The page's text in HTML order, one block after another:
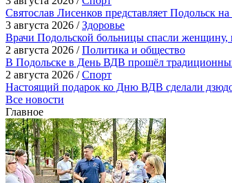
Святослав Лисенков представляет Подольск
3 августа 2026 /Здоровье
Врачи Подольской больницы спасли женщину,
2 августа 2026 /Политика и общество
В Подольске в День ВДВ прошёл
2 августа 2026 /Спорт
Настоящий подарок ко Дню ВДВ сделали
Все новости
Главное